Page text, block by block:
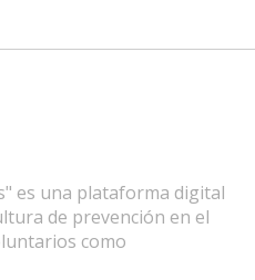
es una plataforma digital
de prevención en el
como